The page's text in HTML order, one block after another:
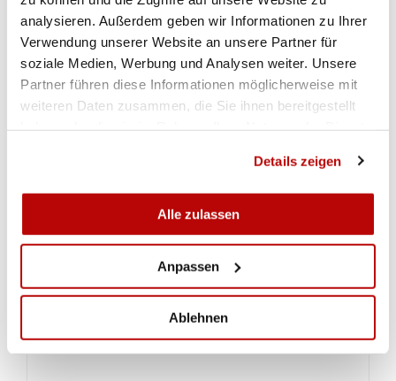
analysieren. Außerdem geben wir Informationen zu Ihrer
Verwendung unserer Website an unsere Partner für
soziale Medien, Werbung und Analysen weiter. Unsere
Partner führen diese Informationen möglicherweise mit
weiteren Daten zusammen, die Sie ihnen bereitgestellt
Details zeigen
Alle zulassen
Anpassen
Ablehnen
Einzug ins morgige Finale ist dabei fast zur
Nebensache geworden».
Dem ist nichts hinzuzufügen – ausser: Daumen
Drücken ist angezeigt: Der Final Sportpistole 25m
Qualifikation Pistole 25m Frauen